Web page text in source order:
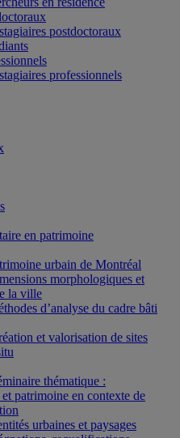
postdoctoraux
professionnels
en patrimoine
urbain de Montréal
morphologiques et
la ville
d’analyse du cadre bâti
et valorisation de sites
thématique :
patrimoine en contexte de
urbaines et paysages